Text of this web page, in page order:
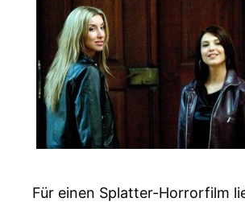
Für einen Splatter-Horrorfilm